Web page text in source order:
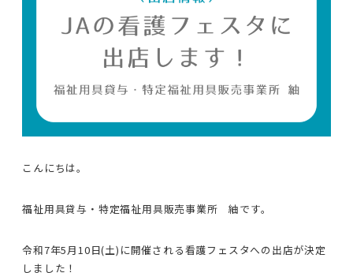
こんにちは。
福祉用具貸与・特定福祉用具販売事業所 紬です。
令和7年5月10日(土)に開催される看護フェスタへの出店が決定
しました！